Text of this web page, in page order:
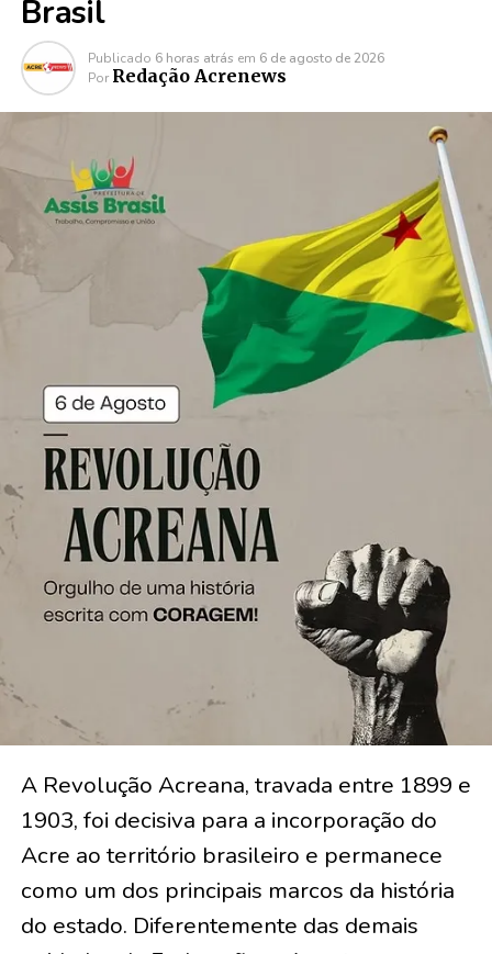
Brasil
Publicado 6 horas atrás em 6 de agosto de 2026
Por Redação Acrenews
A Revolução Acreana, travada entre 1899 e
1903, foi decisiva para a incorporação do
Acre ao território brasileiro e permanece
como um dos principais marcos da história
do estado. Diferentemente das demais